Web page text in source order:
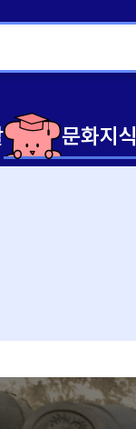
문화지식